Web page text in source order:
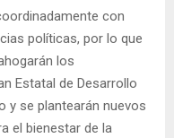
con
políticas, por lo que
los
Estatal de Desarrollo
y se plantearán nuevos
el bienestar de la